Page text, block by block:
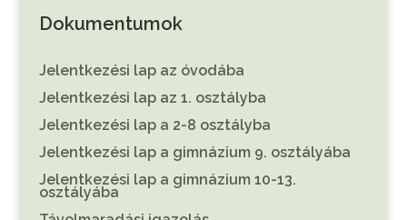
Dokumentumok
Jelentkezési lap az óvodába
Jelentkezési lap az 1. osztályba
Jelentkezési lap a 2-8 osztályba
Jelentkezési lap a gimnázium 9. osztályába
Jelentkezési lap a gimnázium 10-13.
osztályába